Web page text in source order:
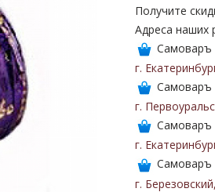
Получите
Адреса наших
Самоваръ
г.
Самоваръ
г.
Самоваръ
г.
Самоваръ
г. Березовский,